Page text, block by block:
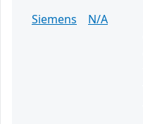
Siemens
N/A